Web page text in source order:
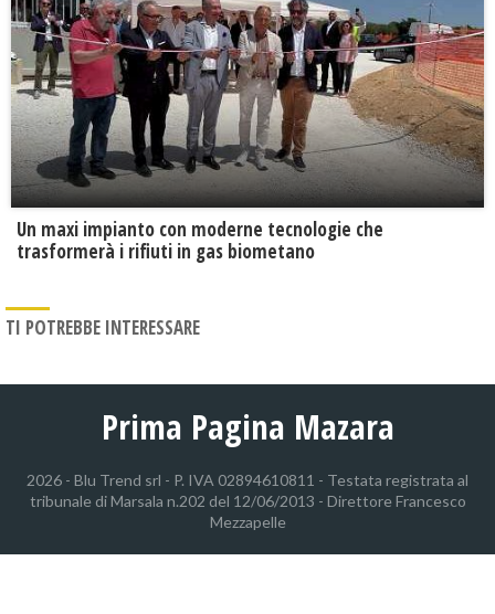
Un maxi impianto con moderne tecnologie che
trasformerà i rifiuti in gas biometano
TI POTREBBE INTERESSARE
Prima Pagina Mazara
2026 - Blu Trend srl - P. IVA 02894610811 - Testata registrata al
tribunale di Marsala n.202 del 12/06/2013 - Direttore Francesco
Mezzapelle